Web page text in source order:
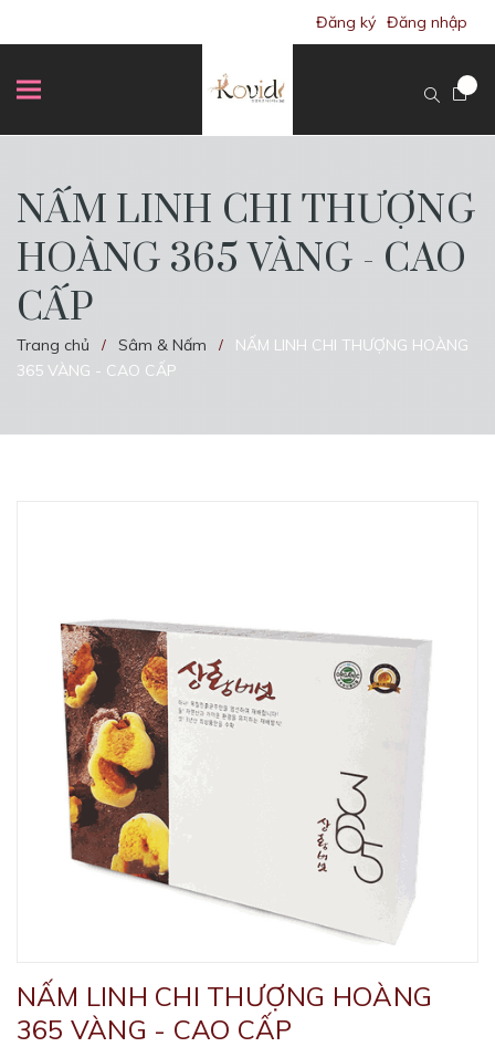
Đăng ký Đăng nhập
NẤM LINH CHI THƯỢNG
HOÀNG 365 VÀNG - CAO
CẤP
Trang chủ / Sâm & Nấm /
NẤM LINH CHI THƯỢNG HOÀNG
365 VÀNG - CAO CẤP
NẤM LINH CHI THƯỢNG HOÀNG
365 VÀNG - CAO CẤP